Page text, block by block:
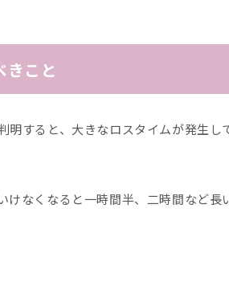
きこと
すると、大きなロスタイムが発生し
なくなると一時間半、二時間など長